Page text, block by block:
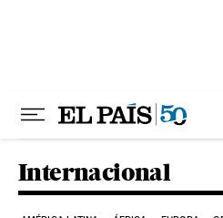
Internacional